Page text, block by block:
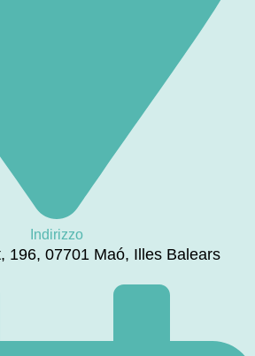
Indirizzo
196, 07701 Maó, Illes Balears